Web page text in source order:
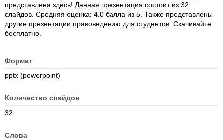
представлена здесь! Данная презентация состоит из 32
слайдов. Средняя оценка: 4.0 балла из 5. Также представлены
другие презентации правоведению для студентов. Скачивайте
бесплатно.
Формат
pptx (powerpoint)
Количество слайдов
32
Слова